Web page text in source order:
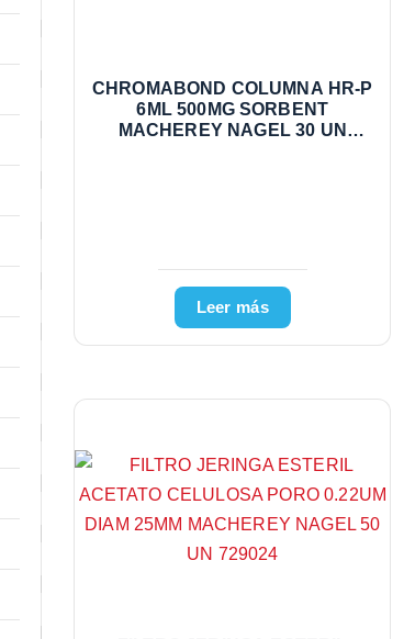
CHROMABOND COLUMNA HR-P
6ML 500MG SORBENT
MACHEREY NAGEL 30 UN
Leer más